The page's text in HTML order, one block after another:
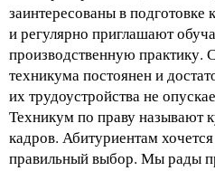
заинтересованы в
и регулярно приглашают
производственную практику.
техникума постоянен и
их трудоустройства не
Техникум по праву называют
кадров. Абитуриентам
правильный выбор. Мы рады